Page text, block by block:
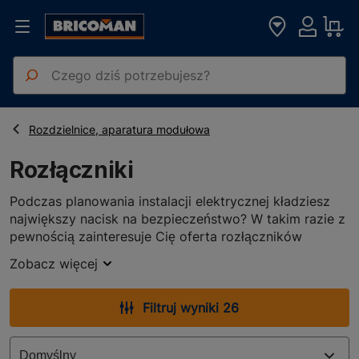
Strona główna
Elektryka Oświetlenie
Rozdzielnice, aparatura modułowa
Rozłączniki
Rozłączniki
Podczas planowania instalacji elektrycznej kładziesz
największy nacisk na bezpieczeństwo? W takim razie z
pewnością zainteresuje Cię oferta rozłączników
czym są i do czego służą oraz jak możesz zastosować
je w domowej sieci elektrycznej.
Ważna rola rozłączników
Rozłączniki są elementami, których nie może zabraknąć
w rozdzielnicach tablicowych. Dają one bowiem dużą
Zobacz więcej
Filtruj wyniki 26